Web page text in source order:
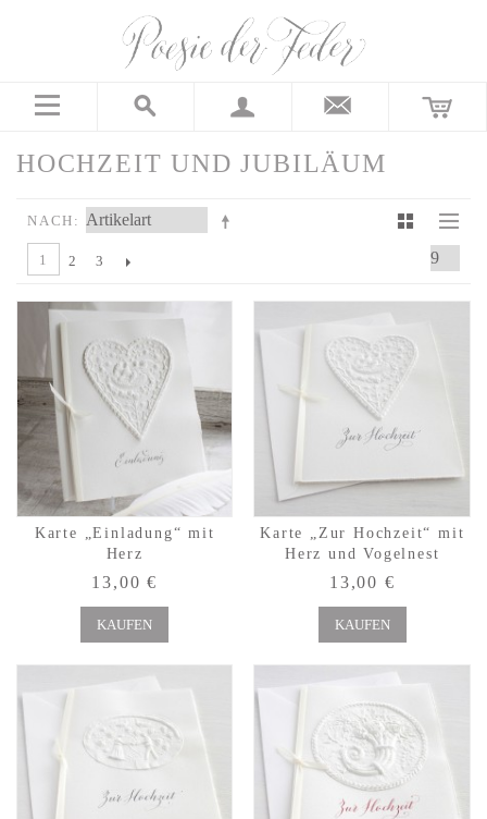
HOCHZEIT UND JUBILÄUM
NACH
1 2 3
Karte „Einladung“ mit
Herz
13,00 €
KAUFEN
Karte „Zur Hochzeit“ mit
Herz und Vogelnest
13,00 €
KAUFEN